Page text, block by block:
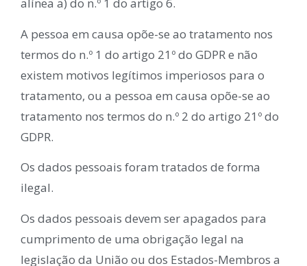
alínea a) do n.º 1 do artigo 6.
A pessoa em causa opõe-se ao tratamento nos
termos do n.º 1 do artigo 21º do GDPR e não
existem motivos legítimos imperiosos para o
tratamento, ou a pessoa em causa opõe-se ao
tratamento nos termos do n.º 2 do artigo 21º do
GDPR.
Os dados pessoais foram tratados de forma
ilegal.
Os dados pessoais devem ser apagados para
cumprimento de uma obrigação legal na
legislação da União ou dos Estados-Membros a